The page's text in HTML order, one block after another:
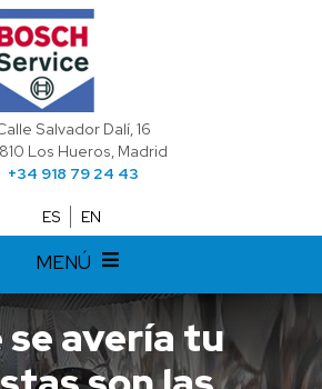
Salvador Dalí, 16
Los Hueros, Madrid
+34 918 79 24 43
ES EN
MENÚ
se avería tu